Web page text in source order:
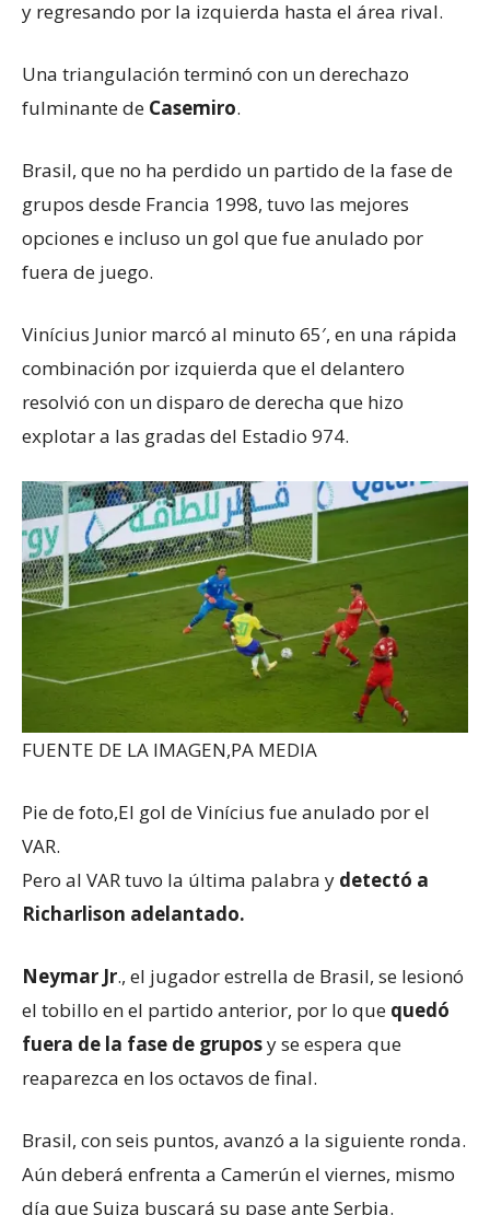
y regresando por la izquierda hasta el área rival.
Una triangulación terminó con un derechazo
fulminante de Casemiro.
Brasil, que no ha perdido un partido de la fase de
grupos desde Francia 1998, tuvo las mejores
opciones e incluso un gol que fue anulado por
fuera de juego.
Vinícius Junior marcó al minuto 65′, en una rápida
combinación por izquierda que el delantero
resolvió con un disparo de derecha que hizo
explotar a las gradas del Estadio 974.
FUENTE DE LA IMAGEN,PA MEDIA
Pie de foto,El gol de Vinícius fue anulado por el
VAR.
Pero al VAR tuvo la última palabra y detectó a
Richarlison adelantado.
Neymar Jr., el jugador estrella de Brasil, se lesionó
el tobillo en el partido anterior, por lo que quedó
fuera de la fase de gruposy se espera que
reaparezca en los octavos de final.
Brasil, con seis puntos, avanzó a la siguiente ronda.
Aún deberá enfrenta a Camerún el viernes, mismo
día que Suiza buscará su pase ante Serbia.